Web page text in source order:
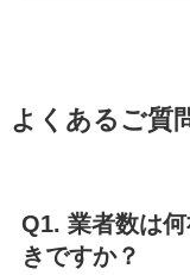
よくあるご質
Q1. 業者数は
きですか？